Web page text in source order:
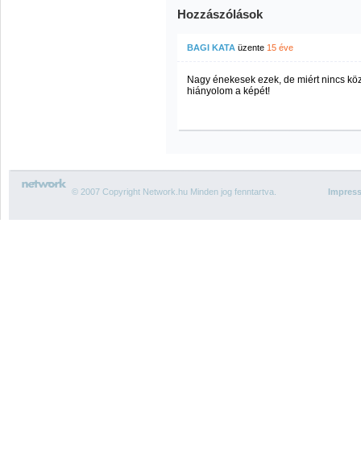
Hozzászólások
BAGI KATA üzente 15 éve
Nagy énekesek ezek, de miért nincs
hiányolom a képét!
© 2007 Copyright Network.hu Minden jog fenntartva.